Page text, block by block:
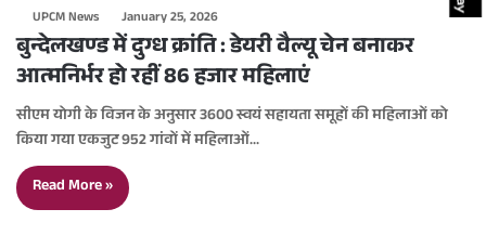
UPCM News January 25, 2026
बुन्देलखण्ड में दुग्ध क्रांति : डेयरी वैल्यू चेन बनाकर
आत्मनिर्भर हो रहीं 86 हजार महिलाएं
सीएम योगी के विजन के अनुसार 3600 स्वयं सहायता समूहों की महिलाओं को
किया गया एकजुट 952 गांवों में महिलाओं…
Read More »